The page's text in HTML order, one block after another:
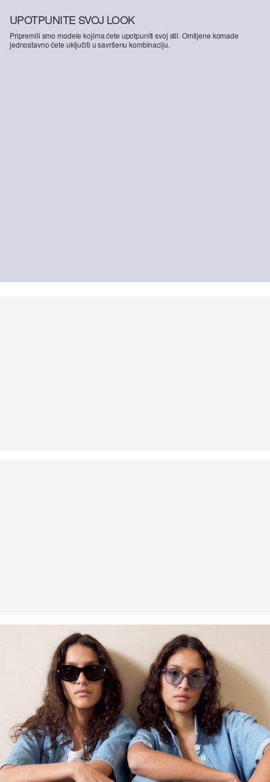
UPOTPUNITE SVOJ LOOK
Pripremili smo modele kojima ćete upotpuniti svoj stil. Omiljene komade
jednostavno ćete uključiti u savršenu kombinaciju.